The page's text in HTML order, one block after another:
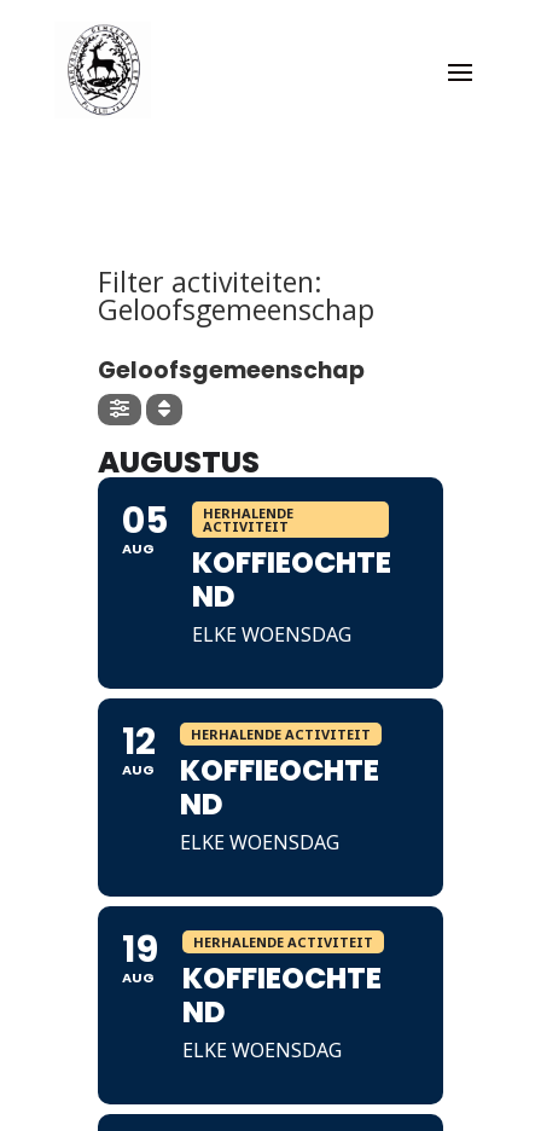
Filter activiteiten:
Geloofsgemeenschap
Geloofsgemeenschap
AUGUSTUS
05
AUG
HERHALENDE
ACTIVITEIT
KOFFIEOCHTE
ND
ELKE WOENSDAG
12
AUG
HERHALENDE ACTIVITEIT
KOFFIEOCHTE
ND
ELKE WOENSDAG
19
AUG
HERHALENDE ACTIVITEIT
KOFFIEOCHTE
ND
ELKE WOENSDAG